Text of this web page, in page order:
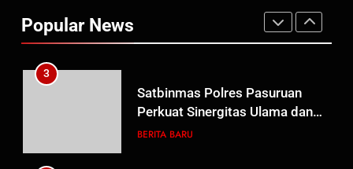
Popular News
Penyidik Polsek Beji Demi
Efektivitas dan Kelancaran
Proses Penyidikan
3
Satbinmas Polres Pasuruan
Perkuat Sinergitas Ulama dan
Umara Melalui Program Rabu
BERITA BARU